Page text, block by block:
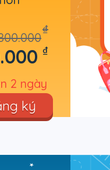
₫
₫
2 ngày
ký